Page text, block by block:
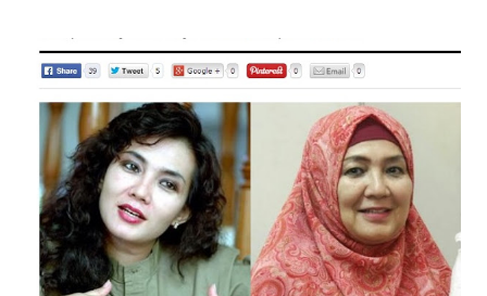
menyukainya. Dia sering mengomel di depan kelas.
Omelannya terasa panjang dan melebar ke mana-mana.
Kelas menjadi hening. Hanya suara omelannya saja yang
terdengar. Suasana belajar di kelas jadi tidak nyaman lagi.
Semangat belajar menguap seketika. Karena kebiasaan
mengomelnya itu, aku berharap tidak akan bertemu dengan
dia lagi di kelas III. Padahal aku memilih kelas IPA. Kecil
kemungkinan tidak bertemu dengan dia lagi. Apalagi jumlah